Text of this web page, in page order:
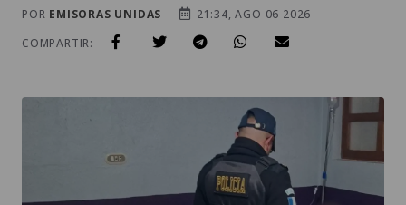
POR EMISORAS UNIDAS
21:34, AGO 06 2026
COMPARTIR: